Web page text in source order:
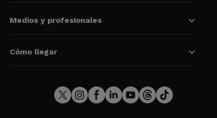
Medios y profesionales
Cómo llegar